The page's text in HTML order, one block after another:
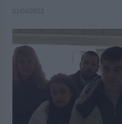
01/04/2022